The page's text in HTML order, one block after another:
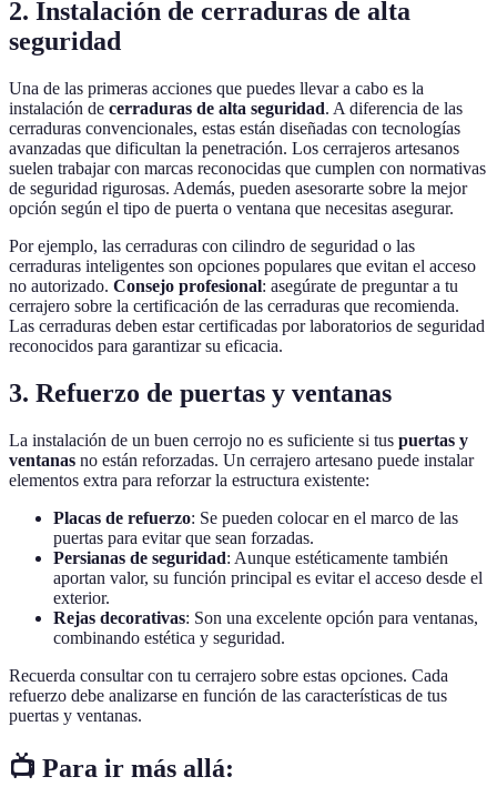
2. Instalación de cerraduras de alta
seguridad
Una de las primeras acciones que puedes llevar a cabo es la
instalación de cerraduras de alta seguridad. A diferencia de las
cerraduras convencionales, estas están diseñadas con tecnologías
avanzadas que dificultan la penetración. Los cerrajeros artesanos
suelen trabajar con marcas reconocidas que cumplen con normativas
de seguridad rigurosas. Además, pueden asesorarte sobre la mejor
opción según el tipo de puerta o ventana que necesitas asegurar.
Por ejemplo, las cerraduras con cilindro de seguridad o las
cerraduras inteligentes son opciones populares que evitan el acceso
no autorizado. Consejo profesional: asegúrate de preguntar a tu
cerrajero sobre la certificación de las cerraduras que recomienda.
Las cerraduras deben estar certificadas por laboratorios de seguridad
reconocidos para garantizar su eficacia.
3. Refuerzo de puertas y ventanas
La instalación de un buen cerrojo no es suficiente si tus puertas y
ventanas no están reforzadas. Un cerrajero artesano puede instalar
elementos extra para reforzar la estructura existente:
Placas de refuerzo: Se pueden colocar en el marco de las
puertas para evitar que sean forzadas.
Persianas de seguridad: Aunque estéticamente también
aportan valor, su función principal es evitar el acceso desde el
exterior.
Rejas decorativas: Son una excelente opción para ventanas,
combinando estética y seguridad.
Recuerda consultar con tu cerrajero sobre estas opciones. Cada
refuerzo debe analizarse en función de las características de tus
puertas y ventanas.
📺 Para ir más allá: